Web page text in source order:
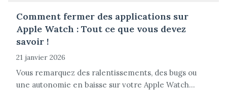
Comment fermer des applications sur
Apple Watch : Tout ce que vous devez
savoir !
21 janvier 2026
Vous remarquez des ralentissements, des bugs ou
une autonomie en baisse sur votre Apple Watch...